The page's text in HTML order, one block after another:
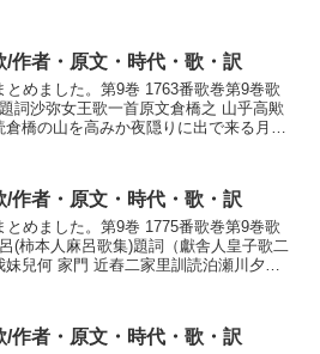
作者・原文・時代・歌・訳
めました。第9巻 1763番歌巻第9巻歌
詞沙弥女王歌一首原文倉橋之 山乎高歟
橋の山を高みか夜隠りに出で来る月の
作者・原文・時代・歌・訳
めました。第9巻 1775番歌巻第9巻歌
(柿本人麻呂歌集)題詞（獻舎人皇子歌二
兒何 家門 近舂二家里訓読泊瀬川夕渡
作者・原文・時代・歌・訳